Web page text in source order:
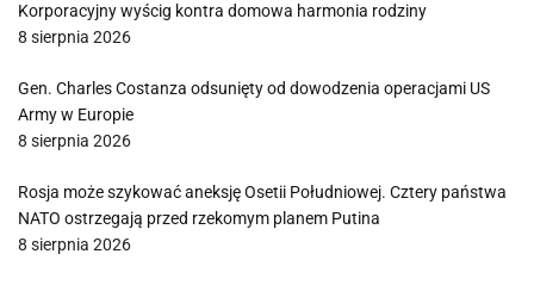
Korporacyjny wyścig kontra domowa harmonia rodziny
8 sierpnia 2026
Gen. Charles Costanza odsunięty od dowodzenia operacjami US
Army w Europie
8 sierpnia 2026
Rosja może szykować aneksję Osetii Południowej. Cztery państwa
NATO ostrzegają przed rzekomym planem Putina
8 sierpnia 2026